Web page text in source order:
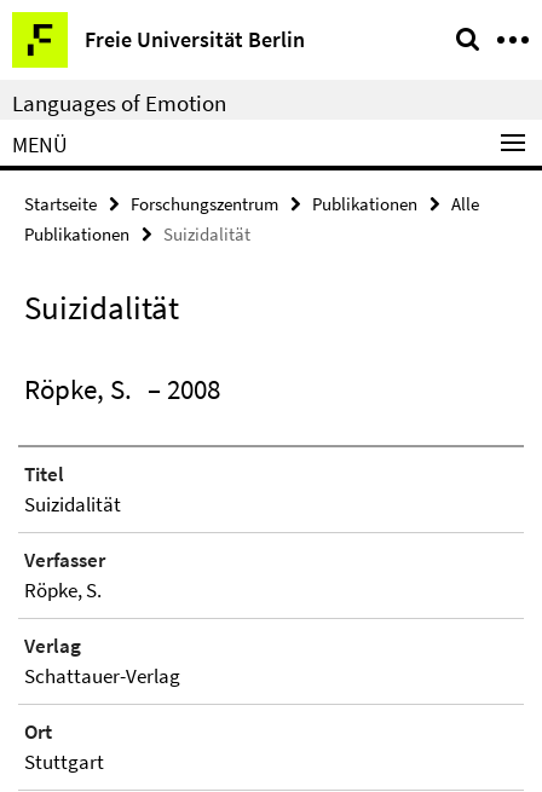
Springe
direkt
zu
Inhalt
Freie Universität Berlin
Service-
Navigation
Languages of Emotion
MENÜ
Startseite Forschungszentrum Publikationen
Alle
Publikationen
Suizidalität
Suizidalität
Röpke, S. – 2008
Titel
Suizidalität
Verfasser
Röpke, S.
Verlag
Schattauer-Verlag
Ort
Stuttgart